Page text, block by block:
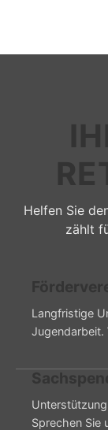
Helfen Sie
zählt
Langfristige
Jugendarbeit.
Sprechen Sie